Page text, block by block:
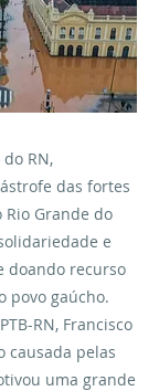
RN,
das fortes
Grande do
e
doando recurso
povo gaúcho.
RN, Francisco
causada pelas
uma grande